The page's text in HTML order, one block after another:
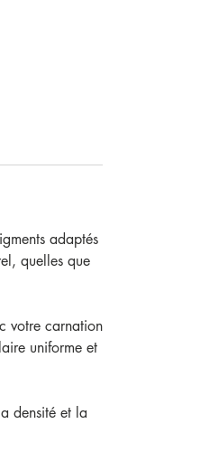
adaptés
quelles que
votre carnation
uniforme et
densité et la